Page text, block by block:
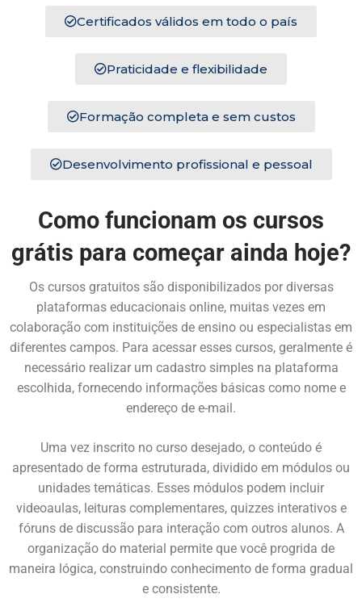
Certificados válidos em todo o país
Praticidade e flexibilidade
Formação completa e sem custos
Desenvolvimento profissional e pessoal
Como funcionam os cursos
grátis para começar ainda hoje?
Os cursos gratuitos são disponibilizados por diversas
plataformas educacionais online, muitas vezes em
colaboração com instituições de ensino ou especialistas em
diferentes campos. Para acessar esses cursos, geralmente é
necessário realizar um cadastro simples na plataforma
escolhida, fornecendo informações básicas como nome e
endereço de e-mail.
Uma vez inscrito no curso desejado, o conteúdo é
apresentado de forma estruturada, dividido em módulos ou
unidades temáticas. Esses módulos podem incluir
videoaulas, leituras complementares, quizzes interativos e
fóruns de discussão para interação com outros alunos. A
organização do material permite que você progrida de
maneira lógica, construindo conhecimento de forma gradual
e consistente.